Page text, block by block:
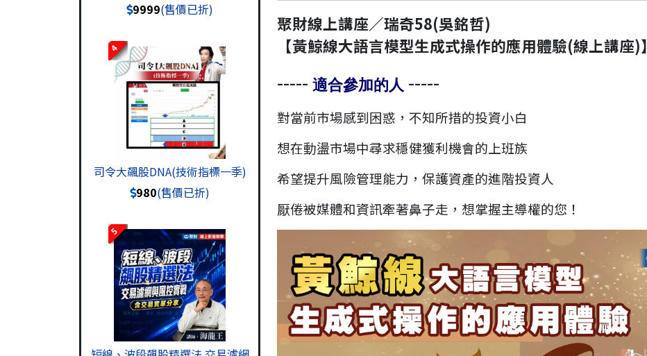
9999(售價已折)
4
司令大飆股DNA(技術指標一季)
980(售價已折)
5
聚財線上講座／瑞奇58(吳銘哲)
【黃鯨線大語言模型生成式操作的應用體驗(線上講座)】
----- 適合參加的人 -----
對當前市場感到困惑，不知所措的投資小白
想在動盪市場中尋求穩健獲利機會的上班族
希望提升風險管理能力，保護資產的進階投資人
厭倦被媒體和資訊牽著鼻子走，想掌握主導權的您！